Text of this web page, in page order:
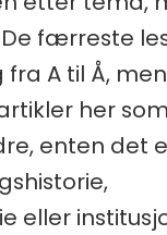
færreste
A til Å,
her
enten det
eller